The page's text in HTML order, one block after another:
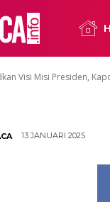
Visi Misi Presiden,
13 JANUARI 2025